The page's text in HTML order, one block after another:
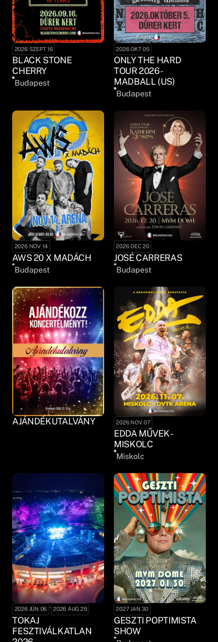
2026 SZEPT 16
BLACK STONE
CHERRY
Budapest
2026 OKT 05
ONLY THE HARD
TOUR 2026 -
MADBALL (US)
Budapest
2026 NOV 14
AWS 20 X MADÁCH
Budapest
2026 DEC 20
JOSÉ CARRERAS
Budapest
AJÁNDÉKUTALVÁNY 2026 NOV 07
EDDA MŰVEK -
MISKOLC
Miskolc
2026 JÚN 06 - 2026 AUG 29
TOKAJ
FESZTIVÁLKATLAN
2027 JAN 30
GESZTI POPTIMISTA
SHOW